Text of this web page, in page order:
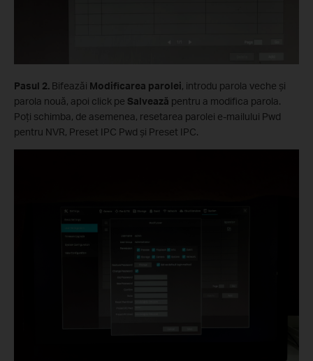
Pasul 2. Bifeazăi Modificarea parolei, introdu parola veche și
parola nouă, apoi click pe Salvează pentru a modifica parola.
Poți schimba, de asemenea, resetarea parolei e-mailului Pwd
pentru NVR, Preset IPC Pwd și Preset IPC.